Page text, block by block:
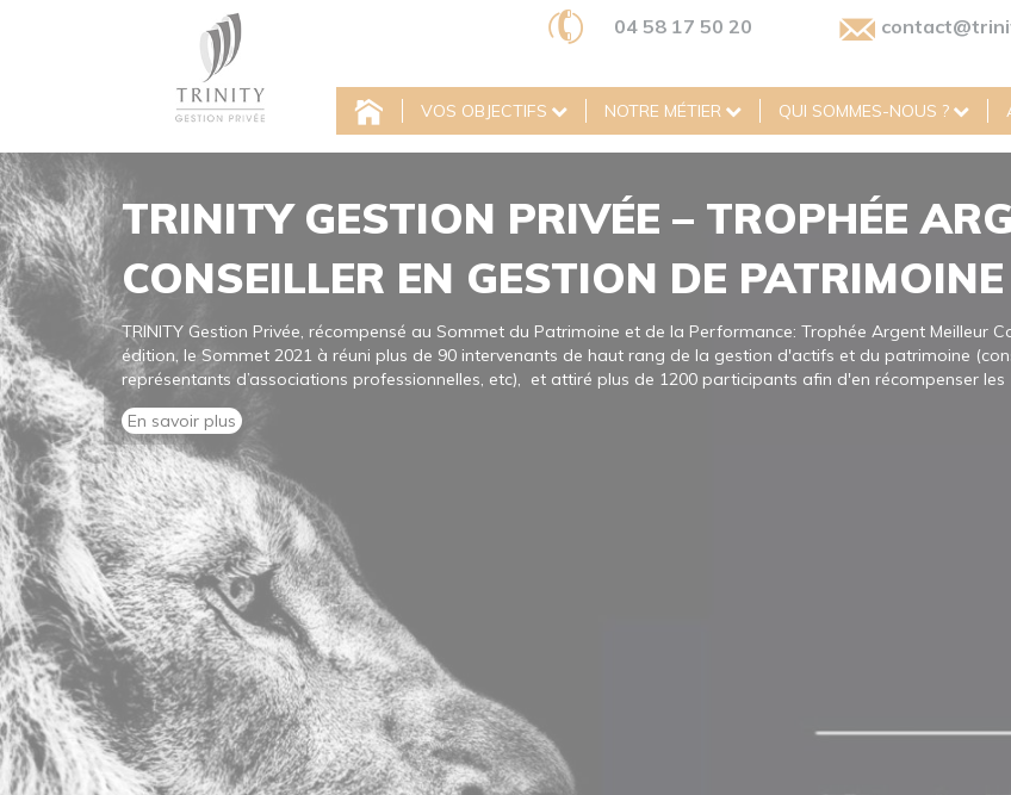
04 58 17 50 20
VOS OBJECTIFS NOTRE MÉTIER QUI SOMMES-NOUS ?
TRINITY GESTION PRIVÉE – TROPHÉE
CONSEILLER EN GESTION DE PATRIMOINE
TRINITY Gestion Privée, récompensé au Sommet du Patrimoine et de la Performance: Trophée Argent
édition, le Sommet 2021 à réuni plus de 90 intervenants de haut rang de la gestion d'actifs et du patrimoine
représentants d’associations professionnelles, etc), et attiré plus de 1200 participants afin d'en récompenser les
En savoir plus